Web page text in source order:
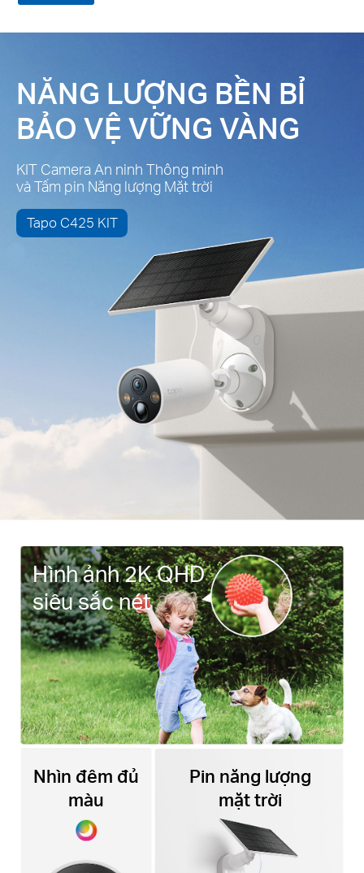
NĂNG LƯỢNG BỀN BỈ
BẢO VỆ VỮNG VÀNG
KIT Camera An ninh Thông minh
và Tấm pin Năng lượng Mặt trời
Tapo C425 KIT
Hình ảnh 2K QHD
siêu sắc nét
Nhìn đêm đủ
màu
Pin năng lượng
mặt trời